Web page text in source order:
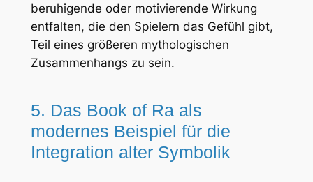
beruhigende oder motivierende Wirkung
entfalten, die den Spielern das Gefühl gibt,
Teil eines größeren mythologischen
Zusammenhangs zu sein.
5. Das Book of Ra als
modernes Beispiel für die
Integration alter Symbolik